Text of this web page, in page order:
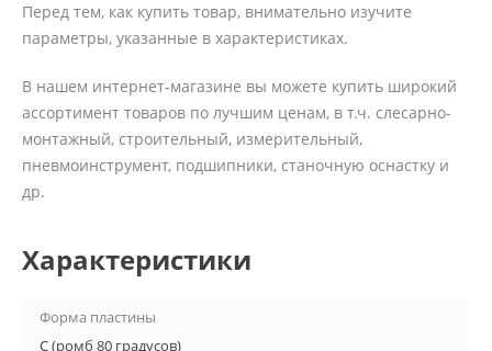
Перед тем, как купить товар, внимательно изучите
параметры, указанные в характеристиках.
В нашем интернет-магазине вы можете купить широкий
ассортимент товаров по лучшим ценам, в т.ч. слесарно-
монтажный, строительный, измерительный,
пневмоинструмент, подшипники, станочную оснастку и
др.
Характеристики
Форма пластины
C (ромб 80 градусов)